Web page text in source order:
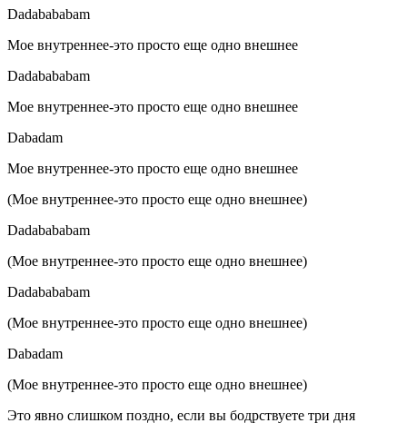
Dadabababam
Мое внутреннее-это просто еще одно внешнее
Dadabababam
Мое внутреннее-это просто еще одно внешнее
Dabadam
Мое внутреннее-это просто еще одно внешнее
(Мое внутреннее-это просто еще одно внешнее)
Dadabababam
(Мое внутреннее-это просто еще одно внешнее)
Dadabababam
(Мое внутреннее-это просто еще одно внешнее)
Dabadam
(Мое внутреннее-это просто еще одно внешнее)
Это явно слишком поздно, если вы бодрствуете три дня